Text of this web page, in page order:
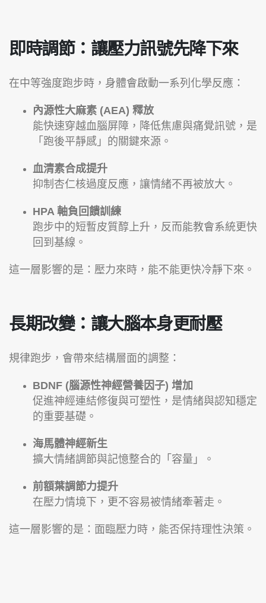
即時調節：讓壓力訊號先降下來
在中等強度跑步時，身體會啟動一系列化學反應：
內源性大麻素 (AEA) 釋放
能快速穿越血腦屏障，降低焦慮與痛覺訊號，是
「跑後平靜感」的關鍵來源。
血清素合成提升
抑制杏仁核過度反應，讓情緒不再被放大。
HPA 軸負回饋訓練
跑步中的短暫皮質醇上升，反而能教會系統更快
回到基線。
這一層影響的是：壓力來時，能不能更快冷靜下來。
長期改變：讓大腦本身更耐壓
規律跑步，會帶來結構層面的調整：
BDNF (腦源性神經營養因子) 增加
促進神經連結修復與可塑性，是情緒與認知穩定
的重要基礎。
海馬體神經新生
擴大情緒調節與記憶整合的「容量」。
前額葉調節力提升
在壓力情境下，更不容易被情緒牽著走。
這一層影響的是：面臨壓力時，能否保持理性決策。